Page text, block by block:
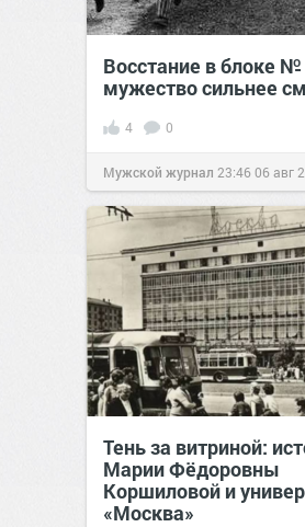
Восстание в блоке №
мужество сильнее
4 0
Мужской журнал 23:4606 авг
Тень за витриной:
Марии Фёдоровны
Коршиловой и
«Москва»